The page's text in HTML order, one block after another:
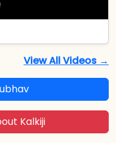
View All Videos →
Kalkiji